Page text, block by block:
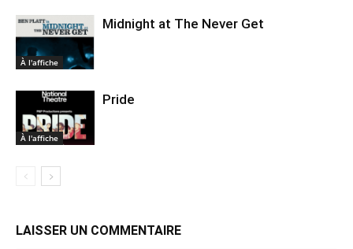
À l'affiche
Midnight at The Never Get
À l'affiche
Pride
LAISSER UN COMMENTAIRE